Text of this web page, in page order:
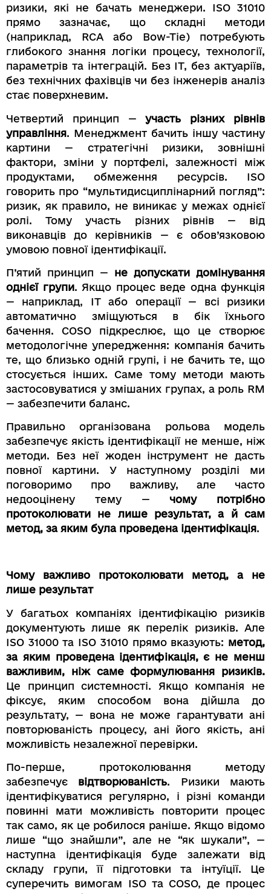
ризики, які не бачать менеджери. ISO 31010
прямо зазначає, що складні методи
(наприклад, RCA або Bow-Tie) потребують
глибокого знання логіки процесу, технології,
параметрів та інтеграцій. Без ІТ, без актуаріїв,
без технічних фахівців чи без інженерів аналіз
стає поверхневим.
Четвертий принцип —участь різних рівнів
управління. Менеджмент бачить іншу частину
картини — стратегічні ризики, зовнішні
фактори, зміни у портфелі, залежності між
продуктами, обмеження ресурсів. ISO
говорить про “мультидисциплінарний погляд”:
ризик, як правило, не виникає у межах однієї
ролі. Тому участь різних рівнів — від
виконавців до керівників — є обов’язковою
умовою повної ідентифікації.
П’ятий принцип — не допускати домінування
однієї групи. Якщо процес веде одна функція
— наприклад, ІТ або операції — всі ризики
автоматично зміщуються в бік їхнього
бачення. COSO підкреслює, що це створює
методологічне упередження: компанія бачить
те, що близько одній групі, і не бачить те, що
стосується інших. Саме тому методи мають
застосовуватися у змішаних групах, а роль RM
— забезпечити баланс.
Правильно організована рольова модель
забезпечує якість ідентифікації не менше, ніж
методи. Без неї жоден інструмент не дасть
повної картини. У наступному розділі ми
поговоримо про важливу, але часто
недооцінену тему —чому потрібно
протоколювати не лише результат, а й сам
метод, за яким була проведена ідентифікація.
Чому важливо протоколювати метод, а не
лише результат
У багатьох компаніях ідентифікацію ризиків
документують лише як перелік ризиків. Але
ISO 31000 та ISO 31010 прямо вказують: метод,
за яким проведена ідентифікація, є не менш
важливим, ніж саме формулювання ризиків.
Це принцип системності. Якщо компанія не
фіксує, яким способом вона дійшла до
результату, — вона не може гарантувати ані
повторюваність процесу, ані його якість, ані
можливість незалежної перевірки.
По-перше, протоколювання методу
забезпечує відтворюваність. Ризики мають
ідентифікуватися регулярно, і різні команди
повинні мати можливість повторити процес
так само, як це робилося раніше. Якщо відомо
лише “що знайшли”, але не “як шукали”, —
наступна ідентифікація буде залежати від
складу групи, її підготовки та інтуїції. Це
суперечить вимогам ISO та COSO, де процес